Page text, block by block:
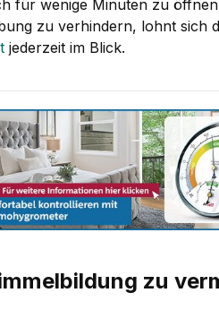
für wenige Minuten zu
zu verhindern, lohnt sich
jederzeit im Blick.
zu